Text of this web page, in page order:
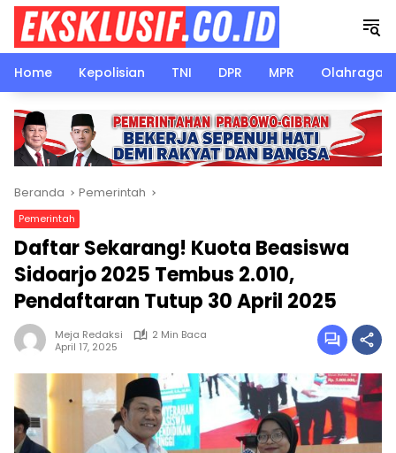
Langsung
konten
Home
Kepolisian TNI DPR MPR Olahraga
Beranda Pemerintah
Pemerintah
Daftar Sekarang! Kuota Beasiswa
Sidoarjo 2025 Tembus 2.010,
Pendaftaran Tutup 30 April 2025
Meja Redaksi
2 Min Baca
April 17, 2025